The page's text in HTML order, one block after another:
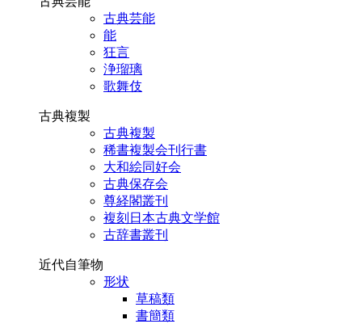
古典芸能
能
狂言
浄瑠璃
歌舞伎
古典複製
古典複製
稀書複製会刊行書
大和絵同好会
古典保存会
尊経閣叢刊
複刻日本古典文学館
古辞書叢刊
近代自筆物
形状
草稿類
書簡類